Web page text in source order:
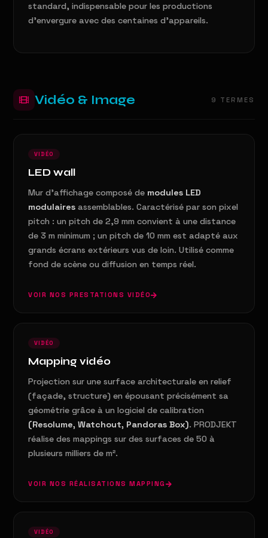
standard, indispensable pour les productions
d'envergure avec des centaines d'appareils.
Vidéo & Image 9 TERMES
VIDÉO
LED wall
Mur d'affichage composé de modules LED
modulaires assemblables. Caractérisé par son pixel
pitch : un pitch de 2,9 mm convient à une distance
de 3 m minimum ; un pitch de 10 mm est adapté aux
grands écrans extérieurs vus de loin. Utilisé comme
fond de scène ou diffusion en temps réel.
VOIR NOS PRESTATIONS VIDÉO
VIDÉO
Mapping vidéo
Projection sur une surface architecturale en relief
(façade, structure) en épousant précisément sa
géométrie grâce à un logiciel de calibration
(Resolume, Watchout, Pandoras Box). PRODJEKT
réalise des mappings sur des surfaces de 50 à
plusieurs milliers de m².
VOIR NOS RÉALISATIONS MAPPING
VIDÉO